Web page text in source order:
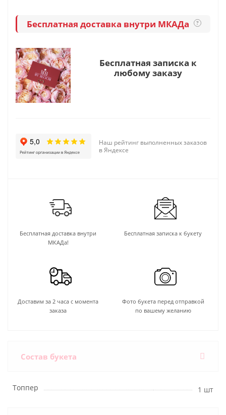
Бесплатная доставка внутри МКАДа ?
Бесплатная записка к
любому заказу
Наш рейтинг выполненных заказов
в Яндексе
Бесплатная доставка внутри
МКАДа!
Бесплатная записка к букету
Доставим за 2 часа с момента
заказа
Фото букета перед отправкой
по вашему желанию
Состав букета
Топпер 1 шт